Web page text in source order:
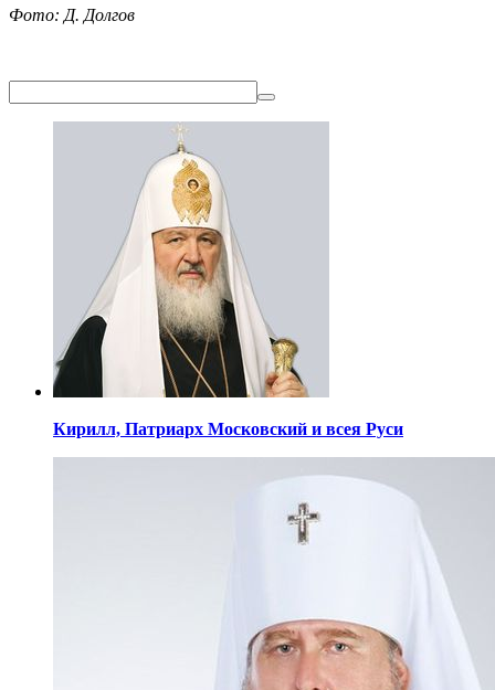
Фото: Д. Долгов
Кирилл, Патриарх Московский и всея Руси